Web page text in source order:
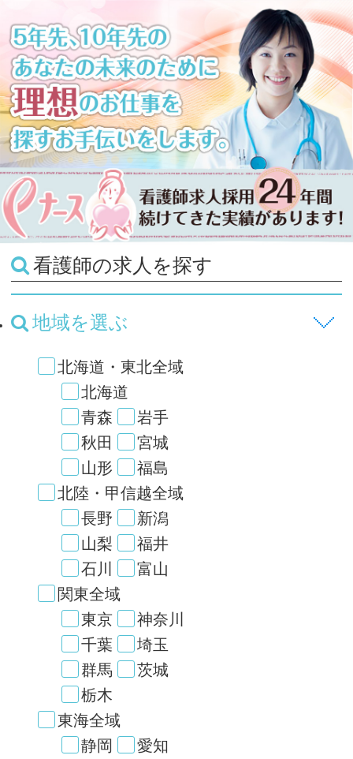
看護師の求人を探す
地域を選ぶ
北海道・東北全域
北海道
青森
岩手
秋田
宮城
山形
福島
北陸・甲信越全域
長野
新潟
山梨
福井
石川
富山
関東全域
東京
神奈川
千葉
埼玉
群馬
茨城
栃木
東海全域
静岡
愛知